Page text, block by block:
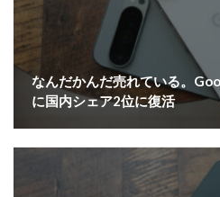
なんだかんだ売れている。
に国内シェア2位に復活